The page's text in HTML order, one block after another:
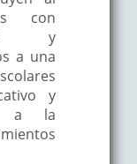
con
y
a una
y
a la